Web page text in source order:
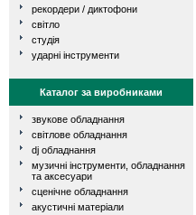
рекордери / диктофони
світло
студія
ударні інструменти
Каталог за виробниками
звукове обладнання
світлове обладнання
dj обладнання
музичні інструменти, обладнання
та аксесуари
сценічне обладнання
акустичні матеріали